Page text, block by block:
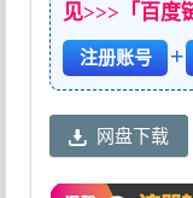
见>>>「百度
注册账号 +
网盘下载